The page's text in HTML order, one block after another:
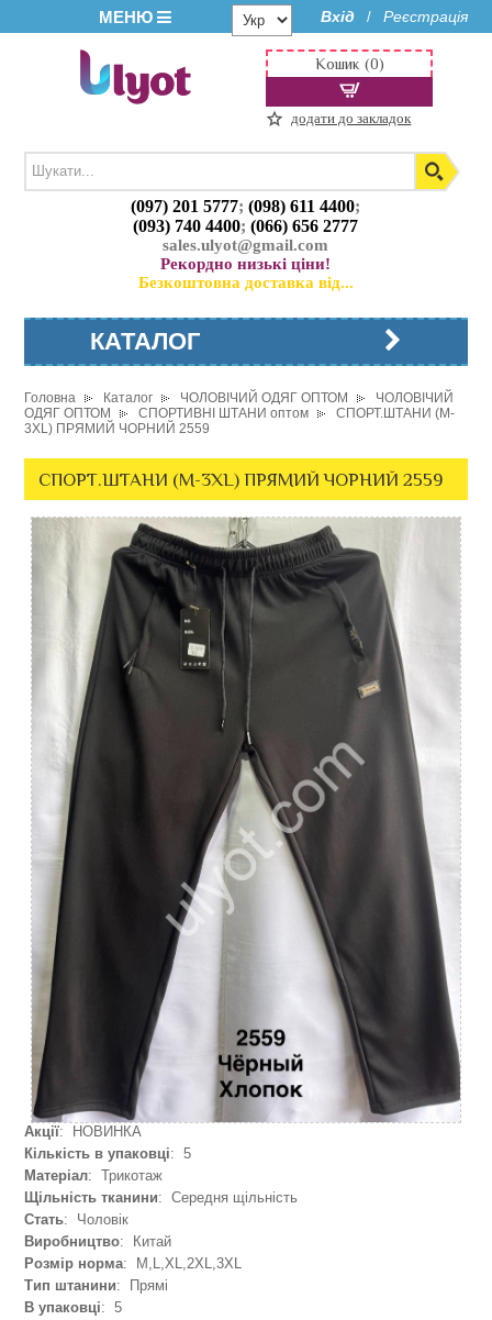
МЕНЮ Вхід / Реєстрація
(097) 201 5777;(098) 611 4400;
(093) 740 4400;(066) 656 2777
sales.ulyot@gmail.com
Рекордно низькі ціни!
Безкоштовна доставка від...
Кошик (0)
додати до закладок
КАТАЛОГ
Головна Каталог ЧОЛОВІЧИЙ ОДЯГ ОПТОМ
ЧОЛОВІЧИЙ
ОДЯГ ОПТОМ
СПОРТИВНІ ШТАНИ оптом
СПОРТ.ШТАНИ (M-
3XL) ПРЯМИЙ ЧОРНИЙ 2559
СПОРТ.ШТАНИ (M-3XL) ПРЯМИЙ ЧОРНИЙ 2559
Акції: НОВИНКА
Кількість в упаковці: 5
Матеріал: Трикотаж
Щільність тканини: Середня щільність
Стать: Чоловік
Виробництво: Китай
Розмір норма: M,L,XL,2XL,3XL
Тип штанини: Прямі
В упаковці: 5